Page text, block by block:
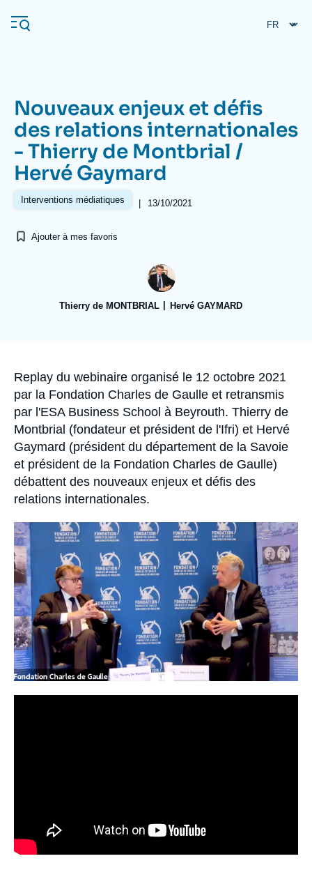
au
contenu
Navigation
principale
L'Ifri
Analyses
Nouveaux enjeux et défis
des relations internationales
- Thierry de Montbrial /
Hervé Gaymard
Interventions médiatiques | 13/10/2021
Ajouter à mes favoris
Thierry de MONTBRIAL Hervé GAYMARD
Accroche
Replay du webinaire organisé le 12 octobre 2021
par la Fondation Charles de Gaulle et retransmis
par l'ESA Business School à Beyrouth. Thierry de
Montbrial (fondateur et président de l'Ifri) et Hervé
Gaymard (président du département de la Savoie
et président de la Fondation Charles de Gaulle)
débattent des nouveaux enjeux et défis des
relations internationales.
Image
principale
médiatique